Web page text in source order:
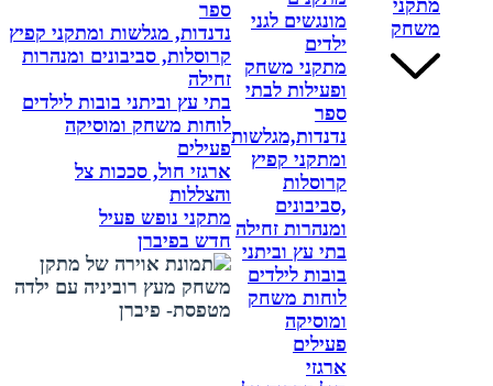
מתקני
משחק
מונגשים לגני
ילדים
מתקני משחק
ופעילות לבתי
ספר
נדנדות,מגלשות
ומתקני קפיץ
קרוסלות
,סביבונים
ומנהרות זחילה
בתי עץ וביתני
בובות לילדים
לוחות משחק
ומוסיקה
פעילים
ארגזי
ספר
נדנדות, מגלשות ומתקני קפיץ
קרוסלות, סביבונים ומנהרות
זחילה
בתי עץ וביתני בובות לילדים
לוחות משחק ומוסיקה
פעילים
ארגזי חול, סככות צל
והצללות
מתקני נופש פעיל
חדש בפיברן